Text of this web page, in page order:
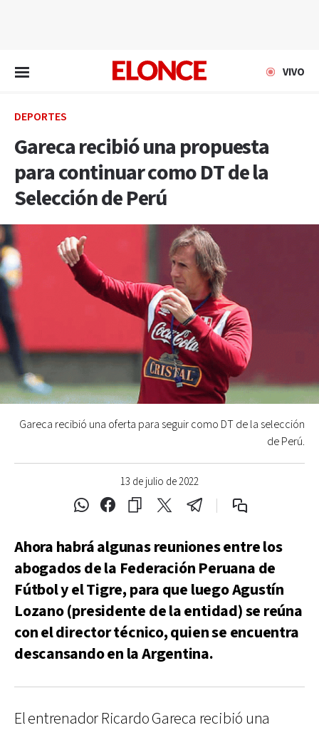
VIVO
DEPORTES
Gareca recibió una propuesta
para continuar como DT de la
Selección de Perú
13 de julio de 2022
Gareca recibió una oferta para seguir como DT de la selección
de Perú.
Ahora habrá algunas reuniones entre los
abogados de la Federación Peruana de
Fútbol y el Tigre, para que luego Agustín
Lozano (presidente de la entidad) se reúna
con el director técnico, quien se encuentra
descansando en la Argentina.
El entrenador Ricardo Gareca recibió una